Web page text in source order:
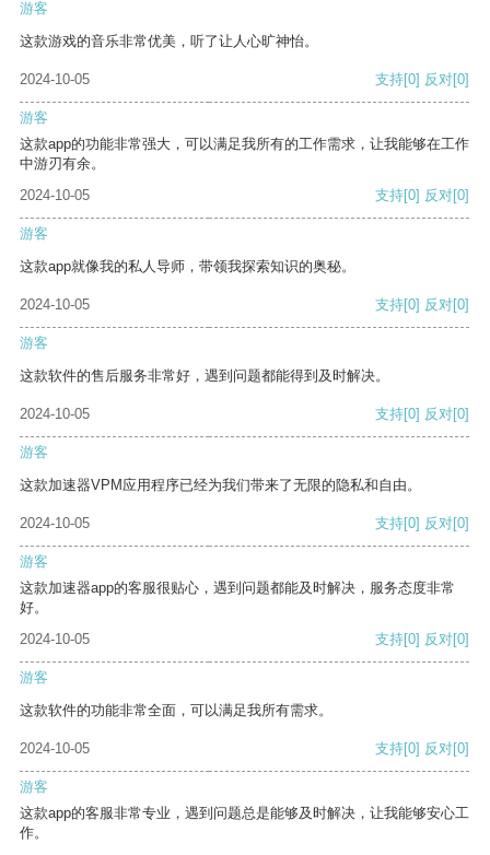
游客
这款游戏的音乐非常优美，听了让人心旷神怡。
2024-10-05 支持[0] 反对[0]
游客
这款app的功能非常强大，可以满足我所有的工作需求，让我能够在工作
中游刃有余。
2024-10-05
支持[0] 反对[0]
游客
这款app就像我的私人导师，带领我探索知识的奥秘。
2024-10-05 支持[0] 反对[0]
游客
这款软件的售后服务非常好，遇到问题都能得到及时解决。
2024-10-05 支持[0] 反对[0]
游客
这款加速器VPM应用程序已经为我们带来了无限的隐私和自由。
2024-10-05 支持[0] 反对[0]
游客
这款加速器app的客服很贴心，遇到问题都能及时解决，服务态度非常
好。
2024-10-05
支持[0] 反对[0]
游客
这款软件的功能非常全面，可以满足我所有需求。
2024-10-05 支持[0] 反对[0]
游客
这款app的客服非常专业，遇到问题总是能够及时解决，让我能够安心工
作。